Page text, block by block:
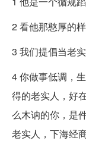
2 看他那憨厚的
3 我们提倡当老
4 你做事低调，
得的老实人，好
么木讷的你，是
老实人，下海经